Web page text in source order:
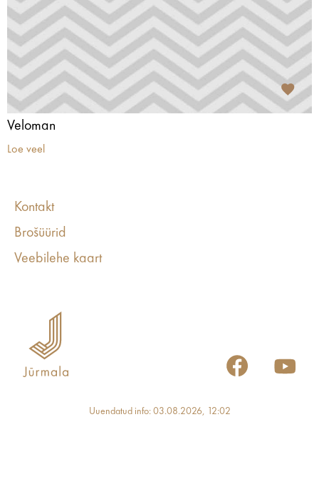
Veloman
Loe veel
Kontakt
Brošüürid
Veebilehe kaart
Uuendatud info: 03.08.2026, 12:02